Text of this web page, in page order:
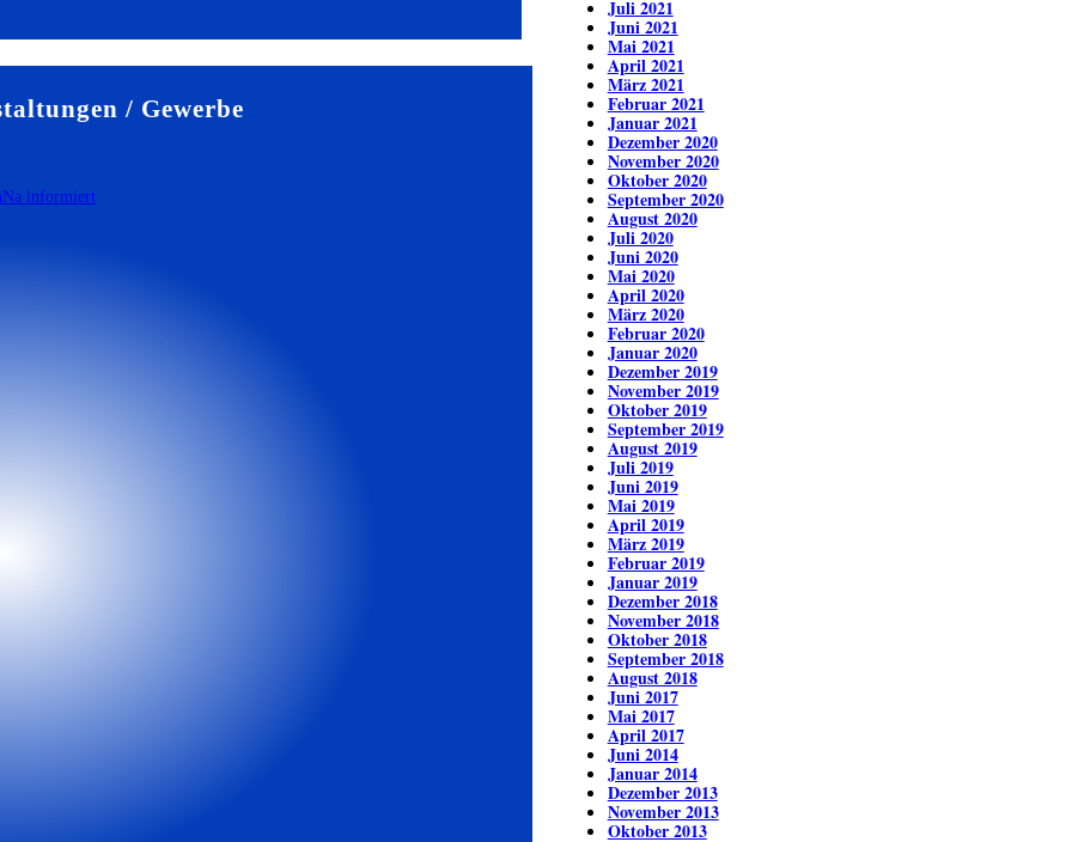
/ Gewerbe
Juli 2021
Juni 2021
Mai 2021
April 2021
März 2021
Februar 2021
Januar 2021
Dezember 2020
November 2020
Oktober 2020
September 2020
August 2020
Juli 2020
Juni 2020
Mai 2020
April 2020
März 2020
Februar 2020
Januar 2020
Dezember 2019
November 2019
Oktober 2019
September 2019
August 2019
Juli 2019
Juni 2019
Mai 2019
April 2019
März 2019
Februar 2019
Januar 2019
Dezember 2018
November 2018
Oktober 2018
September 2018
August 2018
Juni 2017
Mai 2017
April 2017
Juni 2014
Januar 2014
Dezember 2013
November 2013
Oktober 2013